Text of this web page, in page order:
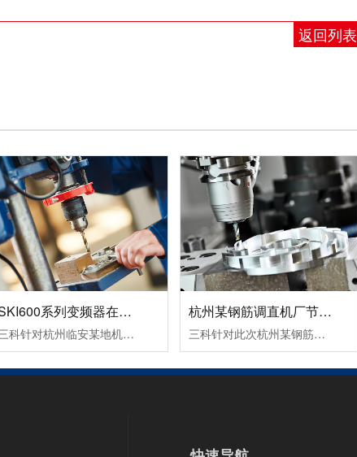
返回列表
SKI600系列变频器在杭州临安某机械设备生产企业中的应用案例！
三科针对杭州临安某地机械设备生产企业设计了SKI600系列变频器在卧式木工带锯机上的应用所采取的设备加工工艺及控制方案：其工作过程为跑车工作台以一定的速度运行一段距离，此速度通常是慢速行进，由PLC给变频器启动和多段速信号，变频器带动跑车工作台电机以低速行进；当锯条进至木头大概5公分左右的位置后，PLC.....
杭州某钢筋调直机厂节能变频器改造案例！
三科针对此次杭州某钢筋调直机厂节能变频器改造案例中提出以下三个结论：1，降低设备启动电流，让电网电压更稳定，大大缓解了电源容量紧张传统钢筋调直机无变频器启动时的电流等于(4-7)倍额定电流，这样会对机电设备和供电电网造成严重的冲击，而且还会对电网容量要求过高。变频器具有上电电机检测、输入输出缺相保护......